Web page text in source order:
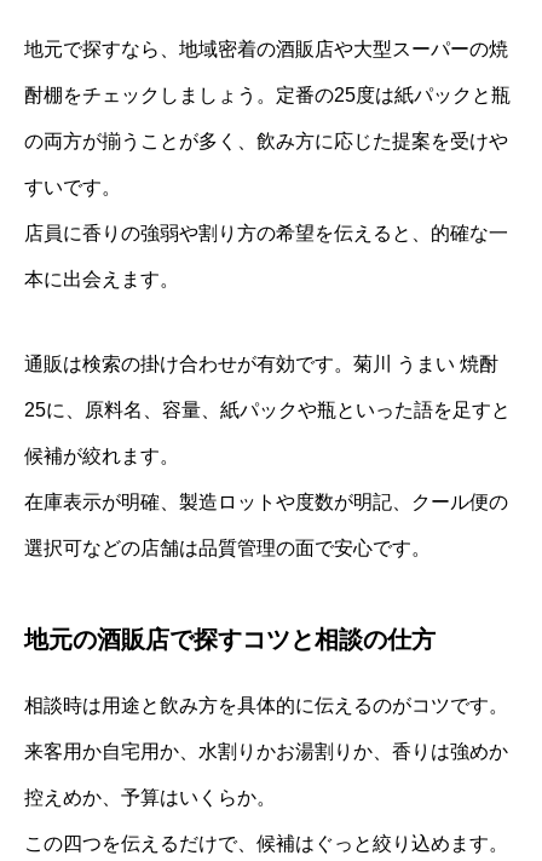
地元で探すなら、地域密着の酒販店や大型スーパーの焼
酎棚をチェックしましょう。定番の25度は紙パックと瓶
の両方が揃うことが多く、飲み方に応じた提案を受けや
すいです。
店員に香りの強弱や割り方の希望を伝えると、的確な一
本に出会えます。
通販は検索の掛け合わせが有効です。菊川 うまい 焼酎
25に、原料名、容量、紙パックや瓶といった語を足すと
候補が絞れます。
在庫表示が明確、製造ロットや度数が明記、クール便の
選択可などの店舗は品質管理の面で安心です。
地元の酒販店で探すコツと相談の仕方
相談時は用途と飲み方を具体的に伝えるのがコツです。
来客用か自宅用か、水割りかお湯割りか、香りは強めか
控えめか、予算はいくらか。
この四つを伝えるだけで、候補はぐっと絞り込めます。